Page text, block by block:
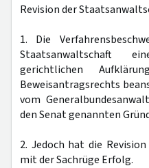
Revision der
1. Die
Staatsanwaltschaft
gerichtlichen
Beweisantragsrechts
vom
den Senat genannten
2. Jedoch hat die
mit der Sachrüge Erfolg.